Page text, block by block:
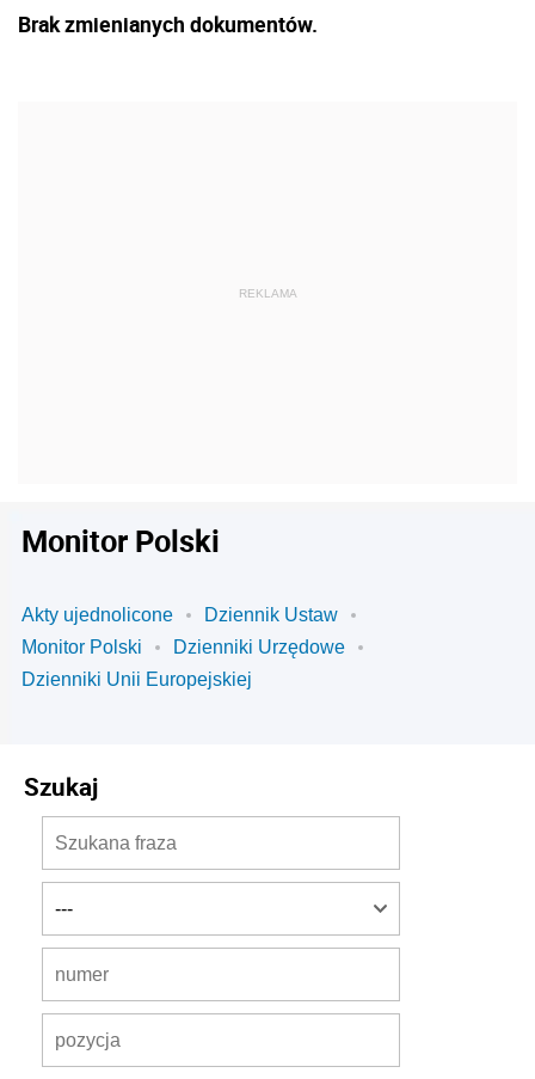
Brak zmienianych dokumentów.
Monitor Polski
Akty ujednolicone
Dziennik Ustaw
Monitor Polski
Dzienniki Urzędowe
Dzienniki Unii Europejskiej
Szukaj